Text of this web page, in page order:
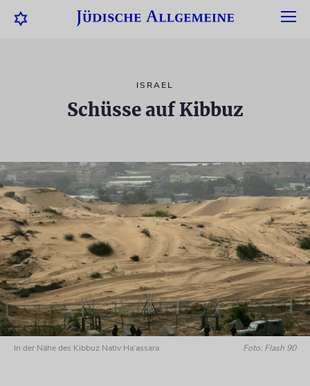
ISRAEL
Schüsse auf Kibbuz
In der Nähe des Kibbuz Nativ Ha’assara Foto: Flash 90